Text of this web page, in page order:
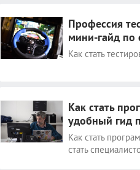
Профессия
мини-гайд по
Как стать
Как стать
удобный гид
Как стать
стать